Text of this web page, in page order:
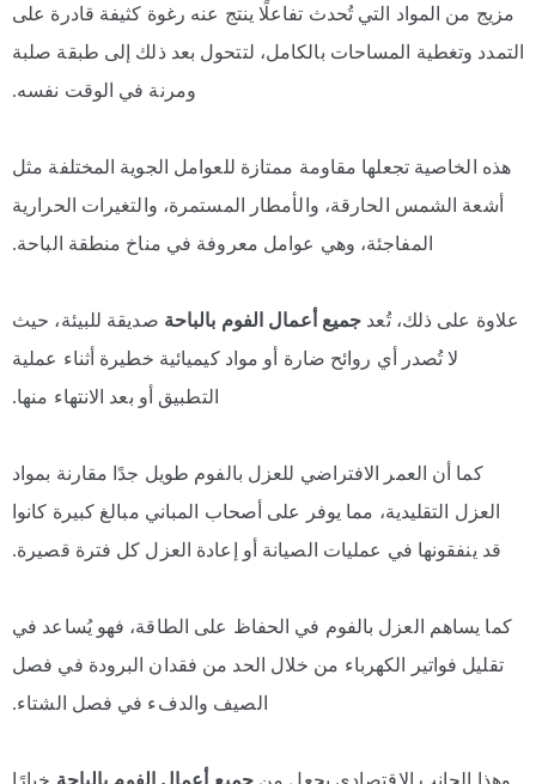
مزيج من المواد التي تُحدث تفاعلًا ينتج عنه رغوة كثيفة قادرة على
التمدد وتغطية المساحات بالكامل، لتتحول بعد ذلك إلى طبقة صلبة
ومرنة في الوقت نفسه.
هذه الخاصية تجعلها مقاومة ممتازة للعوامل الجوية المختلفة مثل
أشعة الشمس الحارقة، والأمطار المستمرة، والتغيرات الحرارية
المفاجئة، وهي عوامل معروفة في مناخ منطقة الباحة.
علاوة على ذلك، تُعد جميع أعمال الفوم بالباحة صديقة للبيئة، حيث
لا تُصدر أي روائح ضارة أو مواد كيميائية خطيرة أثناء عملية
التطبيق أو بعد الانتهاء منها.
كما أن العمر الافتراضي للعزل بالفوم طويل جدًا مقارنة بمواد
العزل التقليدية، مما يوفر على أصحاب المباني مبالغ كبيرة كانوا
قد ينفقونها في عمليات الصيانة أو إعادة العزل كل فترة قصيرة.
كما يساهم العزل بالفوم في الحفاظ على الطاقة، فهو يُساعد في
تقليل فواتير الكهرباء من خلال الحد من فقدان البرودة في فصل
الصيف والدفء في فصل الشتاء.
وهذا الجانب الاقتصادي يجعل من جميع أعمال الفوم بالباحة خيارًا